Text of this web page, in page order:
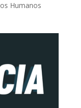
Humanos